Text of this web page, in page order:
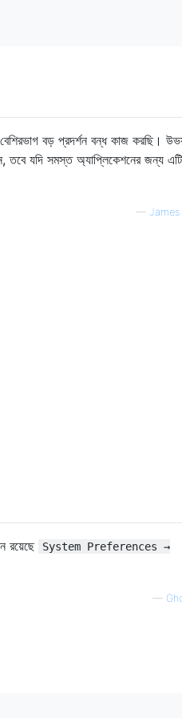
বড় প্রদর্শন বন্ধ কাজ করছি। উভয়
তবে যদি সমস্ত অ্যাপ্লিকেশনের জন্য
— James
রয়েছে
System Preferences →
—